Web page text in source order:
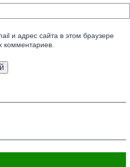
и адрес сайта в этом браузере